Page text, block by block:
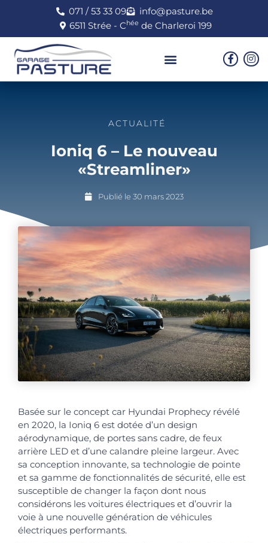
071 / 53 33 09
info@pasture.be
6511 Strée - Chée de Charleroi 199
ACTUALITÉ
Ioniq 6 – Le nouveau
«Streamliner»
Publié le 30 mars 2023
Basée sur le concept car Hyundai Prophecy révélé
en 2020, la Ioniq 6 est dotée d’un design
aérodynamique, de portes sans cadre, de feux
arrière LED et d’une calandre pleine largeur. Avec
sa conception innovante, sa technologie de pointe
et sa gamme de fonctionnalités de sécurité, elle est
susceptible de changer la façon dont nous
considérons les voitures électriques et d’ouvrir la
voie à une nouvelle génération de véhicules
électriques performants.